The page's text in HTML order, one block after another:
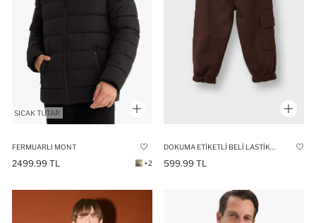
FERMUARLI MONT
2499.99 TL +2 599.99 TL